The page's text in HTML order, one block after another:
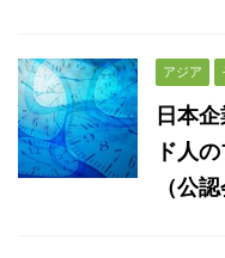
アジア
日本
ド人
（公